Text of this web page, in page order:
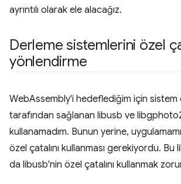
ayrıntılı olarak ele alacağız.
Derleme sistemlerini özel
yönlendirme
WebAssembly'i hedeflediğim için sistem
tarafından sağlanan libusb ve
kullanamadım. Bunun yerine,
özel çatalını kullanması gerekiyordu. Bu
da libusb'nin özel çatalını kullanmak